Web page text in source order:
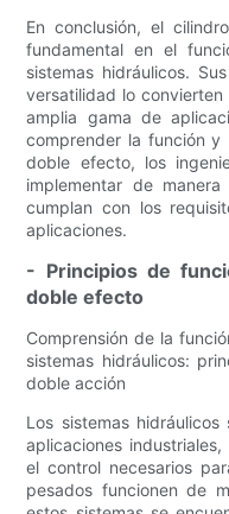
En conclusión, el
fundamental en el
sistemas hidráulicos.
versatilidad lo
amplia gama de
comprender la función y
doble efecto, los
implementar de
cumplan con los
aplicaciones.
- Principios de
doble efecto
Comprensión de la
sistemas hidráulicos:
doble acción
Los sistemas
aplicaciones
el control necesarios
pesados ​​funcionen de